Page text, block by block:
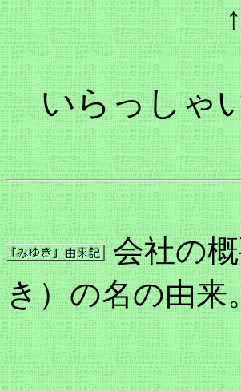
いらっしゃ
会社の
き）の名の由来